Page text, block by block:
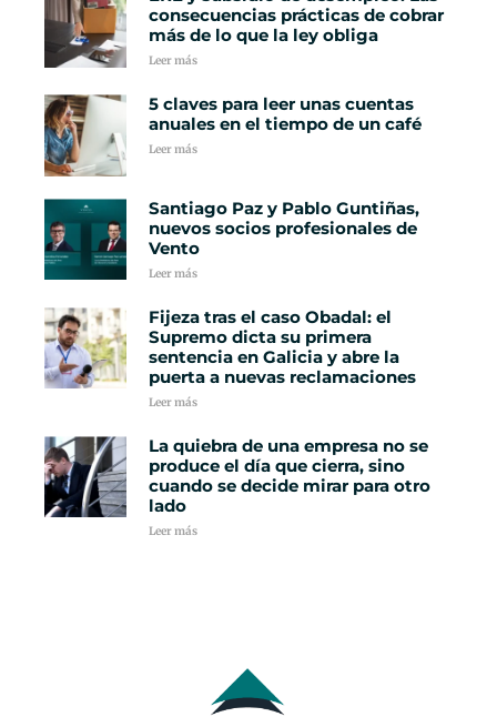
consecuencias prácticas de cobrar
más de lo que la ley obliga
Leer más
5 claves para leer unas cuentas
anuales en el tiempo de un café
Leer más
Santiago Paz y Pablo Guntiñas,
nuevos socios profesionales de
Vento
Leer más
Fijeza tras el caso Obadal: el
Supremo dicta su primera
sentencia en Galicia y abre la
puerta a nuevas reclamaciones
Leer más
La quiebra de una empresa no se
produce el día que cierra, sino
cuando se decide mirar para otro
lado
Leer más